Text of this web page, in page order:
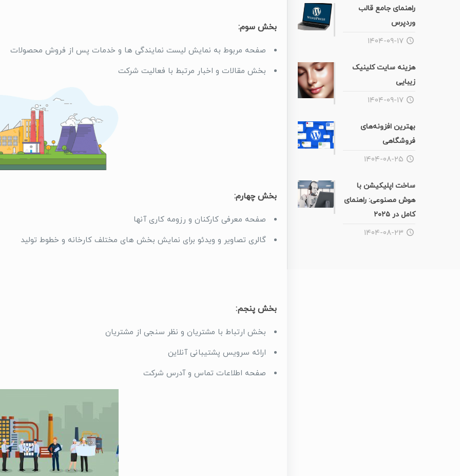
بخش سوم:
صفحه مربوط به نمایش لیست نمایندگی ها و خدمات پس از فروش محصولات
بخش مقالات و اخبار مرتبط با فعالیت شرکت
بخش چهارم:
صفحه معرفی کارکنان و رزومه کاری آنها
گالری تصاویر و ویدئو برای نمایش بخش های مختلف کارخانه و خطوط تولید
بخش پنجم:
بخش ارتباط با مشتریان و نظر سنجی از مشتریان
ارائه سرویس پشتیبانی آنلاین
صفحه اطلاعات تماس و آدرس شرکت
راهنمای جامع قالب
وردپرس
۱۴۰۴-۰۹-۱۷
هزینه سایت کلینیک
زیبایی
۱۴۰۴-۰۹-۱۷
بهترین افزونه‌های
فروشگاهی
۱۴۰۴-۰۸-۲۵
ساخت اپلیکیشن با
هوش مصنوعی: راهنمای
کامل در ۲۰۲۵
۱۴۰۴-۰۸-۲۳